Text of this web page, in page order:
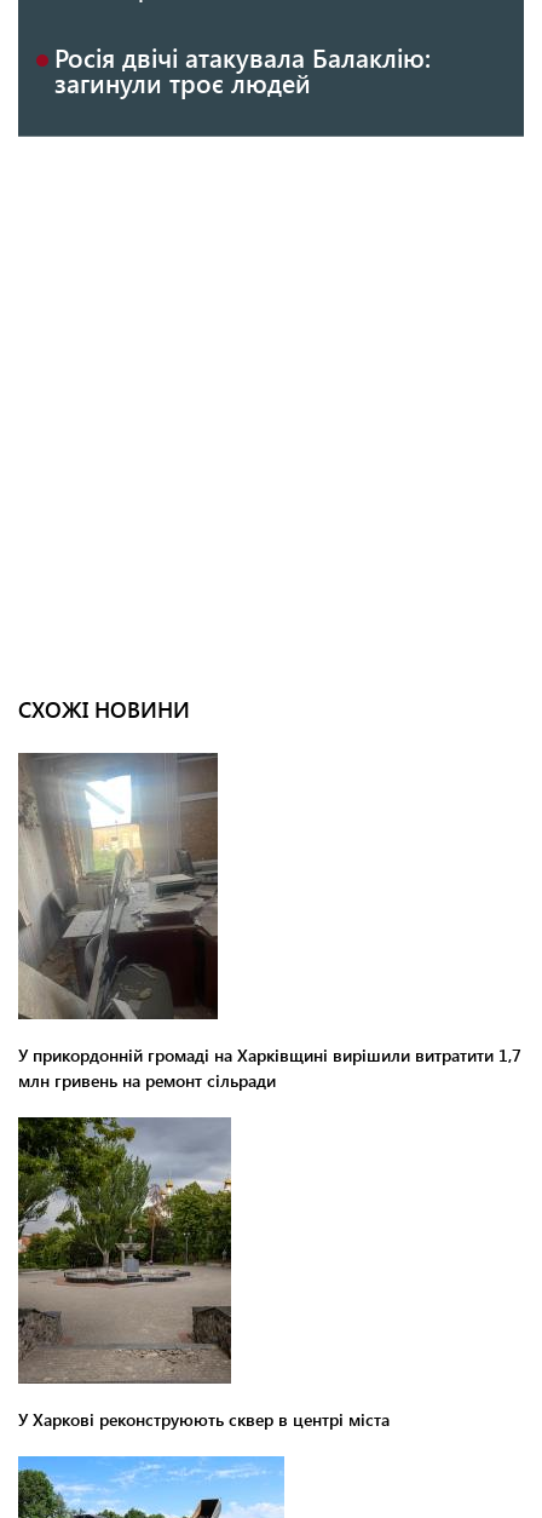
Росія двічі атакувала Балаклію:
загинули троє людей
СХОЖІ НОВИНИ
У прикордонній громаді на Харківщині вирішили витратити 1,7
млн гривень на ремонт сільради
У Харкові реконструюють сквер в центрі міста